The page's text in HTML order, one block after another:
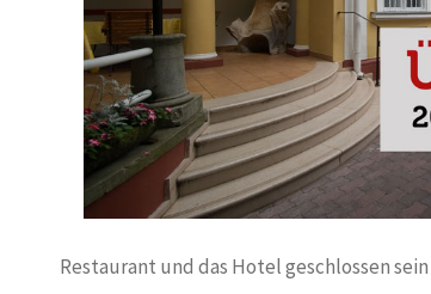
Restaurant und das Hotel geschlossen